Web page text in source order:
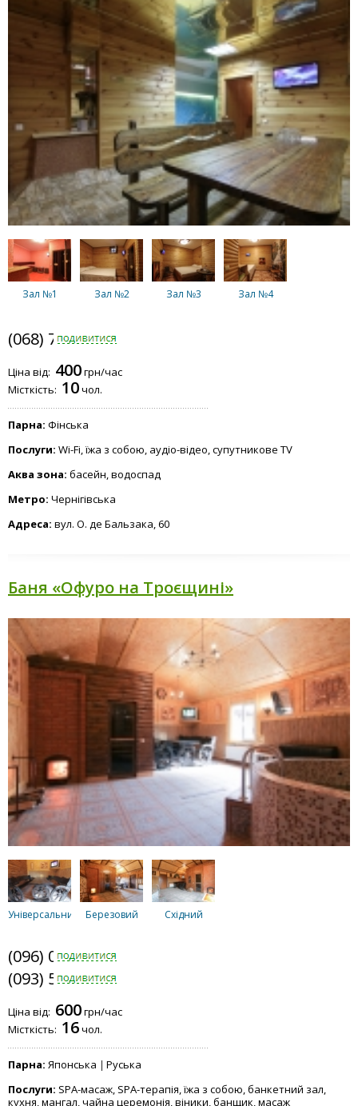
Зал №1 Зал №2 Зал №3 Зал №4
Зал №5 Зал №6
(068) 748-5868
Ціна від: 400грн/час
Місткість: 10чол.
Парна: Фінська
Послуги: Wi-Fi, їжа з собою, аудіо-відео, супутникове TV
Аква зона: басейн, водоспад
Метро: Чернігівська
Адреса: вул. О. де Бальзака, 60
Баня «Офуро на Троєщині»
Універсальний Березовий Східний
(096) 094-5294
(093) 556-3754
Ціна від: 600грн/час
Місткість: 16чол.
Парна: Японська
Руська
Послуги: SPA-масаж, SPA-терапія, їжа з собою, банкетний зал,
кухня, мангал, чайна церемонія, віники, банщик, масаж